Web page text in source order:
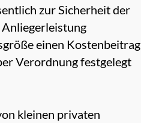
zur Sicherheit der
einen Kostenbeitrag.
Verordnung festgelegt
kleinen privaten